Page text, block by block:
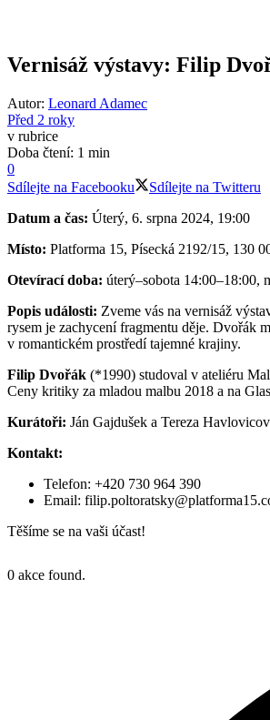
Vernisáž výstavy: Filip
Autor: Leonard Adamec
Před 2 roky
v rubrice
Doba čtení: 1 min
0
Sdílejte na Facebooku
Sdílejte na Twitteru
Datum a čas: Úterý, 6. srpna 2024, 19:00
Místo: Platforma 15, Písecká 2192/15, 130
Otevírací doba: úterý–sobota 14:00–18:00,
Popis události: Zveme vás na vernisáž
rysem je zachycení fragmentu děje. Dvořák
v romantickém prostředí tajemné krajiny.
Filip Dvořák (*1990) studoval v ateliéru
Ceny kritiky za mladou malbu 2018 a na
Kurátoři: Ján Gajdušek a Tereza
Kontakt:
Telefon: +420 730 964 390
Email:
Těšíme se na vaši účast!
0 akce found.